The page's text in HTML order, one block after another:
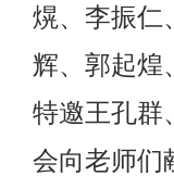
熀、李振仁
辉、郭起煌
特邀王孔群
会向老师们